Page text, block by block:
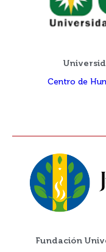
Centro de
Fundación